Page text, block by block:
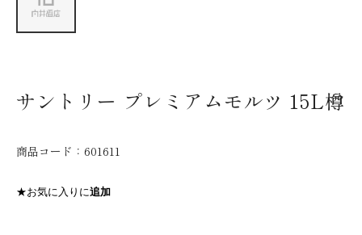
サントリー プレミアムモルツ 15L樽
商品コード： 601611
★お気に入りに追加